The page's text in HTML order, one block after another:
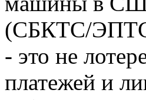
(СБКТС/ЭПТС)
- это не
платежей и